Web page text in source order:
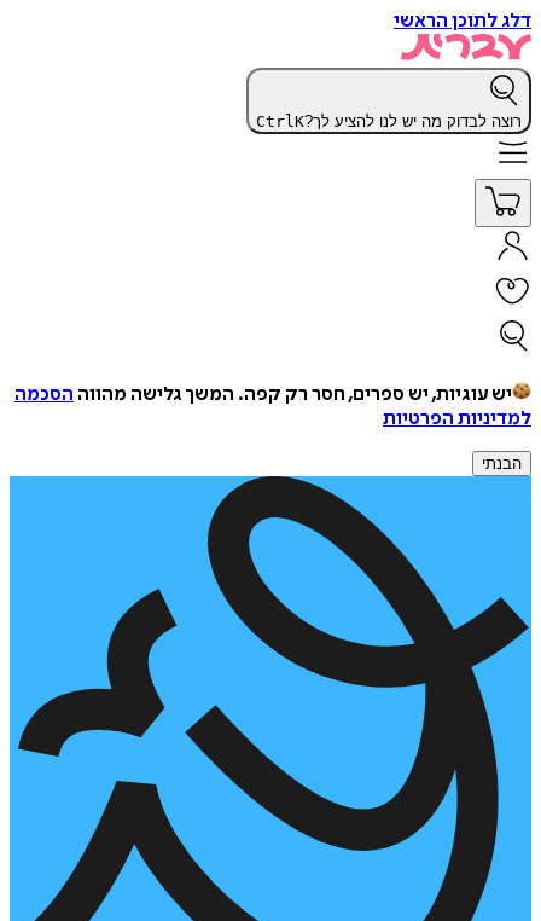
דלג לתוכן הראשי
רוצה לבדוק מה יש לנו להציע לך? CtrlK
יש עוגיות, יש ספרים, חסר רק קפה. המשך גלישה מהווה הסכמה
למדיניות הפרטיות
הבנתי